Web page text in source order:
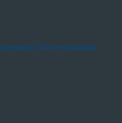
¡Nos encantaría